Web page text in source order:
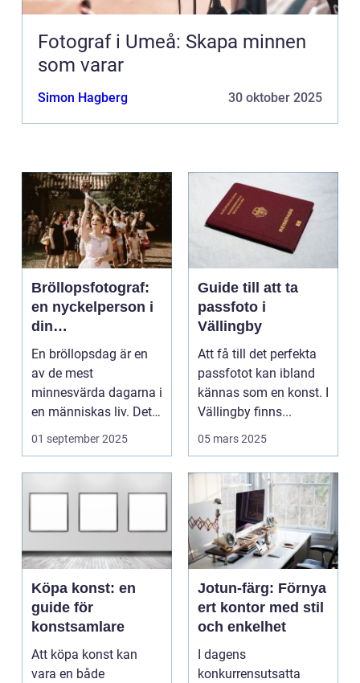
Fotograf i Umeå: Skapa minnen
som varar
Simon Hagberg 30 oktober 2025
Bröllopsfotograf:
en nyckelperson i
din
bröllopsberättelse
En bröllopsdag är en
av de mest
minnesvärda dagarna i
en människas liv. Det
&aum...
01 september 2025
Guide till att ta
passfoto i
Vällingby
Att få till det perfekta
passfotot kan ibland
kännas som en konst. I
Vällingby finns...
05 mars 2025
Köpa konst: en
guide för
konstsamlare
Att köpa konst kan
vara en både
Jotun-färg: Förnya
ert kontor med stil
och enkelhet
I dagens
konkurrensutsatta